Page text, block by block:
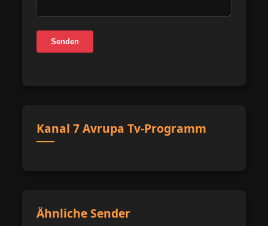
Senden
Kanal 7 Avrupa Tv-Programm
Ähnliche Sender